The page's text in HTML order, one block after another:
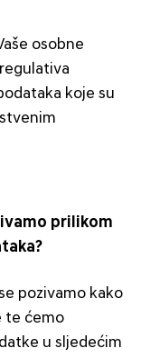
osobne
koje su
prilikom
pozivamo kako
te ćemo
u sljedećim